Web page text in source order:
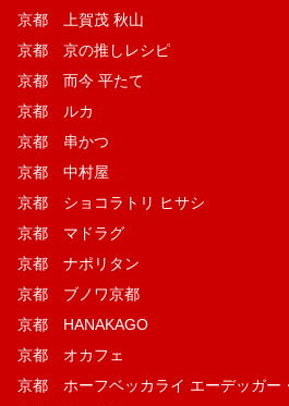
京都 上賀茂 秋山
京都 京の推しレシピ
京都 而今 平たて
京都 ルカ
京都 串かつ
京都 中村屋
京都 ショコラトリ ヒサシ
京都 マドラグ
京都 ナポリタン
京都 ブノワ京都
京都 HANAKAGO
京都 オカフェ
京都 ホーフベッカライ エーデッガー